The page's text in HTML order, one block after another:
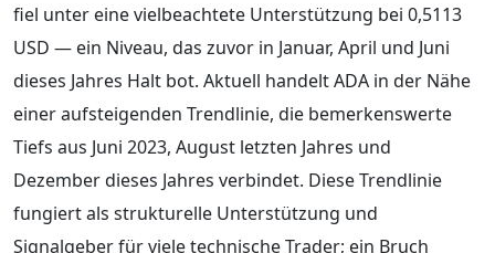
fiel unter eine vielbeachtete Unterstützung bei 0,5113
USD — ein Niveau, das zuvor in Januar, April und Juni
dieses Jahres Halt bot. Aktuell handelt ADA in der Nähe
einer aufsteigenden Trendlinie, die bemerkenswerte
Tiefs aus Juni 2023, August letzten Jahres und
Dezember dieses Jahres verbindet. Diese Trendlinie
fungiert als strukturelle Unterstützung und
Signalgeber für viele technische Trader; ein Bruch